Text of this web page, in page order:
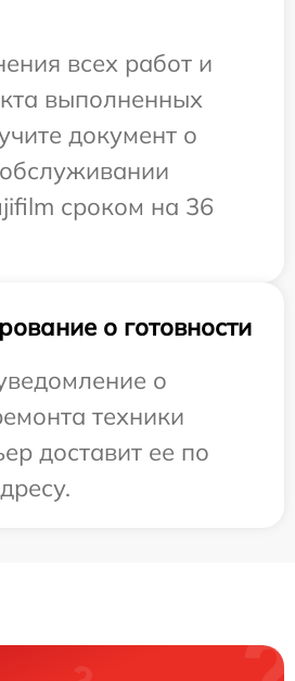
всех работ и
выполненных
документ о
сроком на 36
о готовности
о
техники
доставит ее по